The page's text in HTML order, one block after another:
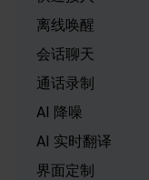
离线唤醒
会话聊天
通话录制
AI 降噪
AI 实时翻译
界面定制